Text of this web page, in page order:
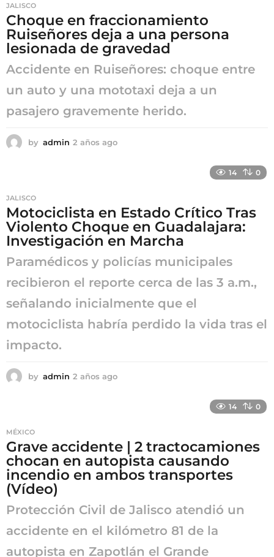
g
o
JALISCO
Choque en fraccionamiento
Ruiseñores deja a una persona
lesionada de gravedad
Accidente en Ruiseñores: choque entre
un auto y una mototaxi deja a un
pasajero gravemente herido.
by admin 2 años ago
o
14 0
JALISCO
Motociclista en Estado Crítico Tras
Violento Choque en Guadalajara:
Investigación en Marcha
Paramédicos y policías municipales
recibieron el reporte cerca de las 3 a.m.,
señalando inicialmente que el
motociclista habría perdido la vida tras el
impacto.
by admin 2 años ago
g
o
14 0
MÉXICO
Grave accidente | 2 tractocamiones
chocan en autopista causando
incendio en ambos transportes
(Vídeo)
Protección Civil de Jalisco atendió un
accidente en el kilómetro 81 de la
autopista en Zapotlán el Grande